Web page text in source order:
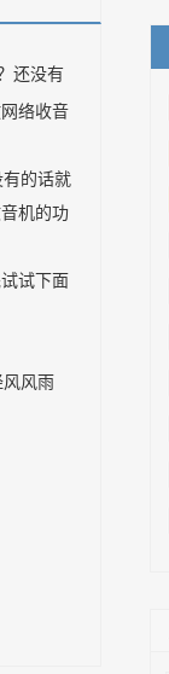
还没有
络收音
的话就
机的功
试下面
风雨